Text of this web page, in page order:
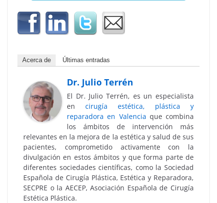
Acerca de Últimas entradas
Dr. Julio Terrén
El Dr. Julio Terrén, es un especialista
en cirugía estética, plástica y
reparadora en Valencia que combina
los ámbitos de intervención más
relevantes en la mejora de la estética y salud de sus
pacientes, comprometido activamente con la
divulgación en estos ámbitos y que forma parte de
diferentes sociedades científicas, como la Sociedad
Española de Cirugía Plástica, Estética y Reparadora,
SECPRE o la AECEP, Asociación Española de Cirugía
Estética Plástica.